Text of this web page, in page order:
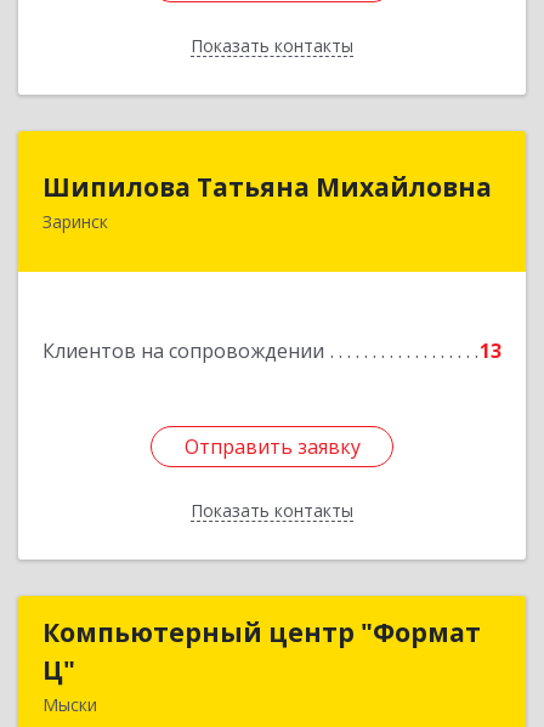
Показать контакты
Назад
Шипилова Татьяна Михайловна
Заринск
Клиентов на сопровождении 13
Отправить заявку
Показать контакты
Шипилова Татьяна Михайловна
Отправить заявку
Назад
Компьютерный центр "Формат
Ц"
Мыски
Компьютерный центр "Формат